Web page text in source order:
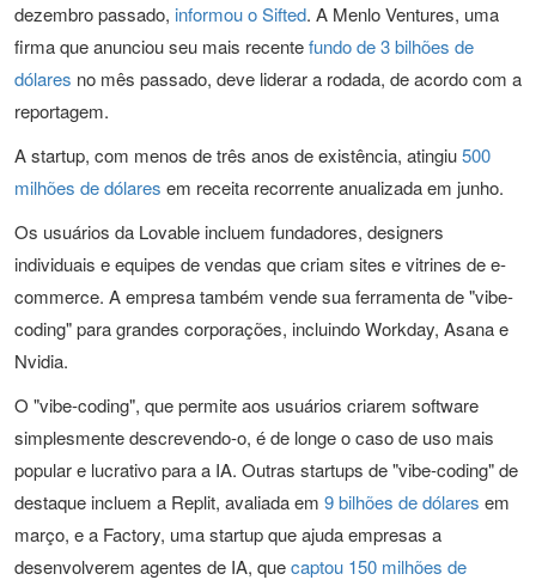
dezembro passado, informou o Sifted. A Menlo Ventures, uma
firma que anunciou seu mais recentefundo de 3 bilhões de
dólares no mês passado, deve liderar a rodada, de acordo com a
reportagem.
A startup, com menos de três anos de existência, atingiu500
milhões de dólares em receita recorrente anualizada em junho.
Os usuários da Lovable incluem fundadores, designers
individuais e equipes de vendas que criam sites e vitrines de e-
commerce. A empresa também vende sua ferramenta de "vibe-
coding" para grandes corporações, incluindo Workday, Asana e
Nvidia.
O "vibe-coding", que permite aos usuários criarem software
simplesmente descrevendo-o, é de longe o caso de uso mais
popular e lucrativo para a IA. Outras startups de "vibe-coding" de
destaque incluem a Replit, avaliada em 9 bilhões de dólares em
março, e a Factory, uma startup que ajuda empresas a
desenvolverem agentes de IA, quecaptou 150 milhões de